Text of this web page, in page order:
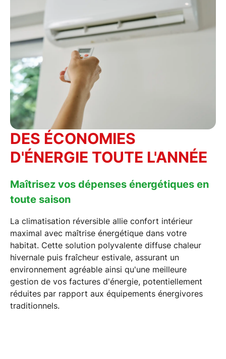
DES ÉCONOMIES
D'ÉNERGIE TOUTE L'ANNÉE
Maîtrisez vos dépenses énergétiques en
toute saison
La climatisation réversible allie confort intérieur
maximal avec maîtrise énergétique dans votre
habitat. Cette solution polyvalente diffuse chaleur
hivernale puis fraîcheur estivale, assurant un
environnement agréable ainsi qu'une meilleure
gestion de vos factures d'énergie, potentiellement
réduites par rapport aux équipements énergivores
traditionnels.